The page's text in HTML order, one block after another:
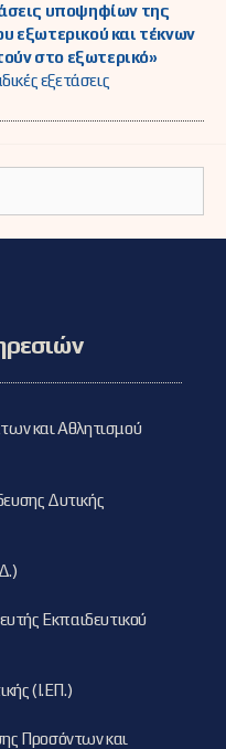
υποψηφίων της
εξωτερικού και τέκνων
στο εξωτερικό»
εξετάσεις
και Αθλητισμού
Δυτικής
Εκπαιδευτικού
(Ι.ΕΠ.)
Προσόντων και